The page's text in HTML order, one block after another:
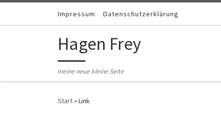
Zum Inhalt springenImpressum Datenschutzerklärung
Hagen Frey
meine neue kleine Seite
Start»Link